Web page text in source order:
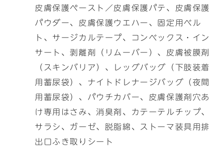
皮膚保護ペースト／皮膚保護パテ、皮膚保護
パウダー、皮膚保護ウエハー、固定用ベル
ト、サージカルテープ、コンベックス・イン
サート、剥離剤（リムーバー）、皮膚被膜剤
（スキンバリア）、レッグバッグ（下肢装着
用蓄尿袋）、ナイトドレナージバッグ（夜間
用蓄尿袋）、パウチカバー、皮膚保護剤穴あ
け専用はさみ、消臭剤、カテーテルチップ、
サラシ、ガーゼ、脱脂綿、ストーマ装具用排
出口ふき取りシート